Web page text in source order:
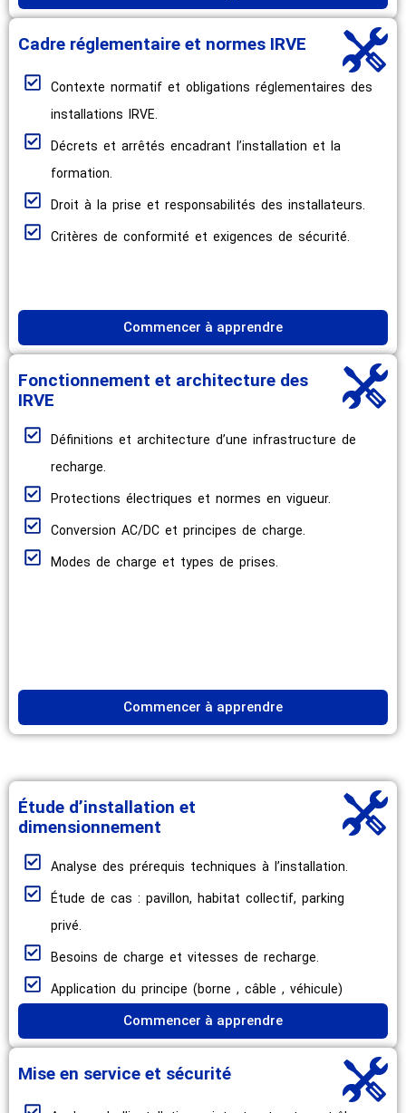
Cadre réglementaire et normes IRVE
Contexte normatif et obligations réglementaires des
installations IRVE.
Décrets et arrêtés encadrant l’installation et la
formation.
Droit à la prise et responsabilités des installateurs.
Critères de conformité et exigences de sécurité.
Commencer à apprendre
Fonctionnement et architecture des
IRVE
Définitions et architecture d’une infrastructure de
recharge.
Protections électriques et normes en vigueur.
Conversion AC/DC et principes de charge.
Modes de charge et types de prises.
Commencer à apprendre
Étude d’installation et
dimensionnement
Analyse des prérequis techniques à l’installation.
Étude de cas : pavillon, habitat collectif, parking
privé.
Besoins de charge et vitesses de recharge.
Application du principe (borne , câble , véhicule)
Commencer à apprendre
Mise en service et sécurité